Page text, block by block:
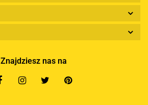
Znajdziesz nas na